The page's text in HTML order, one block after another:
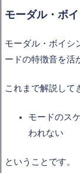
モーダル・ボ
モーダル・ボイシ
ードの特徴音を活
これまで解説して
モードのス
われない
ということです。